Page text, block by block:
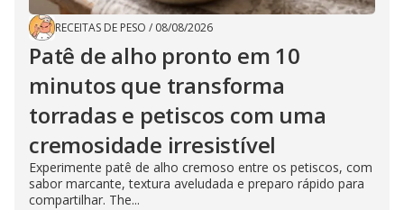
RECEITAS DE PESO / 08/08/2026
Patê de alho pronto em 10
minutos que transforma
torradas e petiscos com uma
cremosidade irresistível
Experimente patê de alho cremoso entre os petiscos, com
sabor marcante, textura aveludada e preparo rápido para
compartilhar. The...